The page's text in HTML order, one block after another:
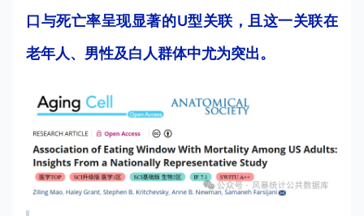
口与死亡率呈现显著的U型关联，且这一关联在
老年人、男性及白人群体中尤为突出。